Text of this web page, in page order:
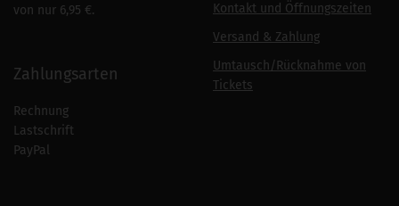
von nur 6,95 €.
Zahlungsarten
Rechnung
Lastschrift
PayPal
Kontakt und Öffnungszeiten
Versand & Zahlung
Umtausch/Rücknahme von
Tickets